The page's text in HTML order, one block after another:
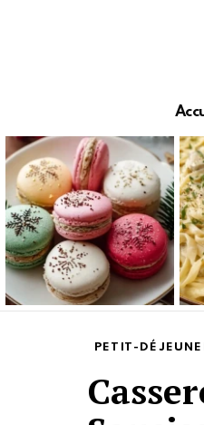
Latest
stories
PETIT-